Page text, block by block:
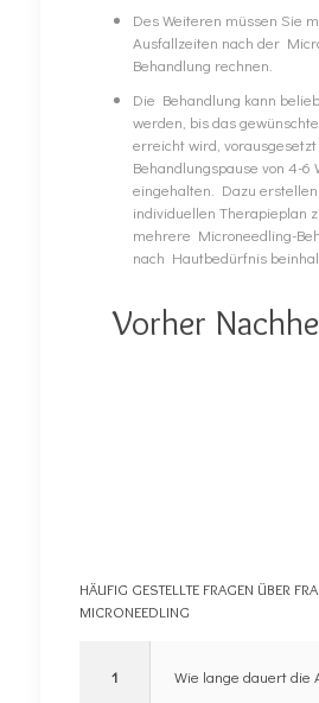
Des Weiteren müssen Sie
Ausfallzeiten nach der
Behandlung rechnen.
Die Behandlung kann
werden, bis das
erreicht wird, vorausgesetzt
Behandlungspause von 4-6
eingehalten. Dazu
individuellen Therapieplan
mehrere Microneedling-
nach Hautbedürfnis
Vorher
HÄUFIG GESTELLTE FRAGEN ÜBER
MICRONEEDLING
1 Wie lange dauert die